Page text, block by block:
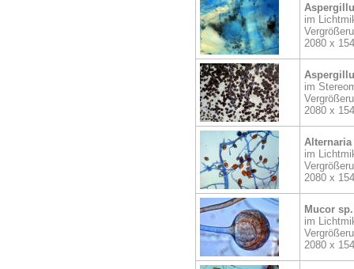
im
2080 x
im
2080 x
im
2080 x
Mucor sp.
im
2080 x